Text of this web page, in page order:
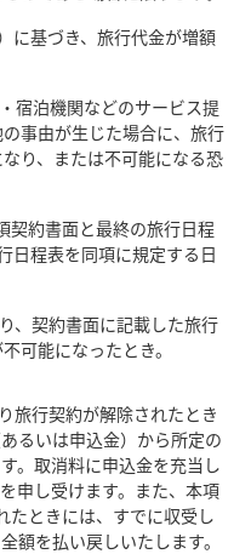
に基づき、旅行代金が増額
宿泊機関などのサービス提
事由が生じた場合に、旅行
り、または不可能になる恐
契約書面と最終の旅行日程
日程表を同項に規定する日
、契約書面に記載した旅行
可能になったとき。
旅行契約が解除されたとき
るいは申込金）から所定の
。取消料に申込金を充当し
申し受けます。また、本項
たときには、すでに収受し
額を払い戻しいたします。